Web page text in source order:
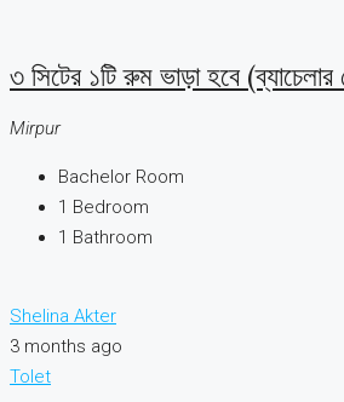
৩ সিটের ১টি রুম ভাড়া হবে
Mirpur
Bachelor Room
1 Bedroom
1 Bathroom
Shelina Akter
3 months ago
Tolet